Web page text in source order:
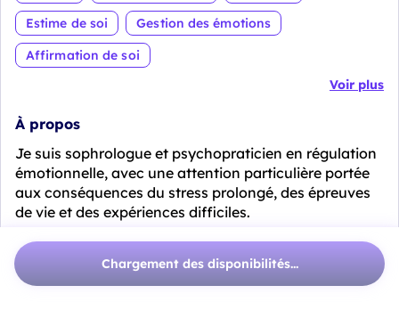
Estime de soi
Gestion des émotions
Affirmation de soi
Voir plus
À propos
Je suis sophrologue et psychopraticien en régulation
émotionnelle, avec une attention particulière portée
aux conséquences du stress prolongé, des épreuves
de vie et des expériences difficiles.
À La Rochelle, j’accompagne les enfants dès 9 ans,
les adolescents et les adultes lorsque le corps et les
émotions restent en alerte, afin de retrouver
Chargement des disponibilités...